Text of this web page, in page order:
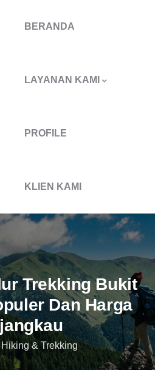
BERANDA
LAYANAN KAMI
PROFILE
KLIEN KAMI
Trekking Bukit
Dan Harga
Hiking & Trekking